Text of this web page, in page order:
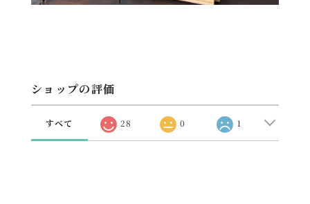
ショップの評価
すべて 28 0 1